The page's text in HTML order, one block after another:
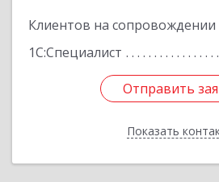
Клиентов на сопровождении
1С:Специалист
Отправить
Показать
Отправить
Назад